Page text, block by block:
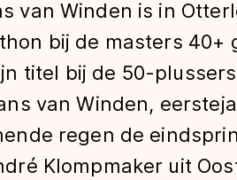
van Winden is in
bij de masters 40+
titel bij de 50-
van Winden,
regen de
Klompmaker uit